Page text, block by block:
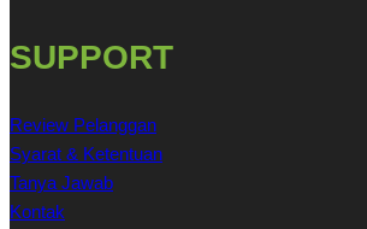
SUPPORT
Review Pelanggan
Syarat & Ketentuan
Tanya Jawab
Kontak